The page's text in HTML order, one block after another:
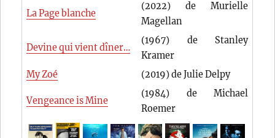
La Page blanche
(2022) de Murielle
Magellan
Devine qui vient dîner…
(1967) de Stanley
Kramer
My Zoé
(2019) de Julie Delpy
Vengeance is Mine
(1984) de Michael
Roemer